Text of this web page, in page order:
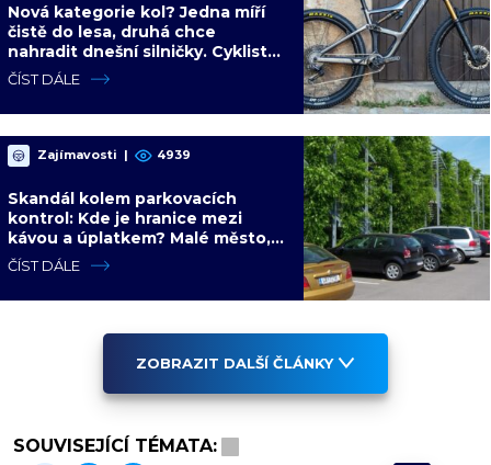
Nová kategorie kol? Jedna míří
čistě do lesa, druhá chce
nahradit dnešní silničky. Cyklisté
mají rozporuplné názory
ČÍST DÁLE
Zajímavosti | 4939
Skandál kolem parkovacích
kontrol: Kde je hranice mezi
kávou a úplatkem? Malé město,
malá výhoda, velký problém
ČÍST DÁLE
ZOBRAZIT DALŠÍ ČLÁNKY
SOUVISEJÍCÍ TÉMATA: